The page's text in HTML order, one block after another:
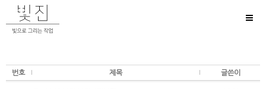
번호 제목 글쓴이